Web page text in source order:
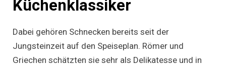
Küchenklassiker
Dabei gehören Schnecken bereits seit der
Jungsteinzeit auf den Speiseplan. Römer und
Griechen schätzten sie sehr als Delikatesse und in